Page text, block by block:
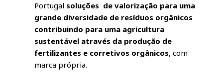
Portugal soluções de valorização para uma
grande diversidade de resíduos orgânicos
contribuindo para uma agricultura
sustentável através da produção de
fertilizantes e corretivos orgânicos, com
marca própria.